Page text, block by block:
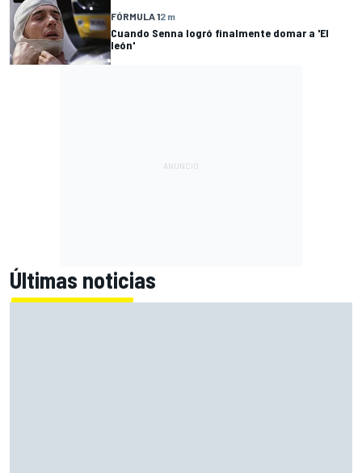
FÓRMULA 12 m
Cuando Senna logró finalmente domar a 'El
león'
Últimas noticias